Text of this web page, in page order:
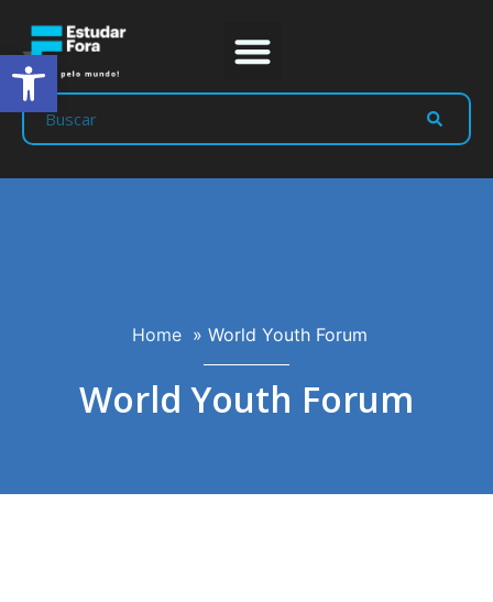
Home » World Youth Forum
World Youth Forum
Abrir a barra de ferramentas